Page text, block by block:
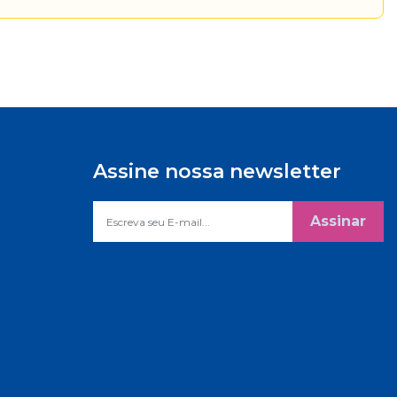
Assine nossa newsletter
Assinar